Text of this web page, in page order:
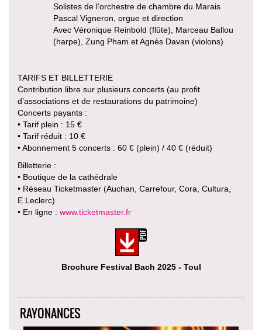
Solistes de l’orchestre de chambre du Marais
Pascal Vigneron, orgue et direction
Avec Véronique Reinbold (flûte), Marceau Ballou
(harpe), Zung Pham et Agnès Davan (violons)
TARIFS ET BILLETTERIE
Contribution libre sur plusieurs concerts (au profit
d’associations et de restaurations du patrimoine)
Concerts payants :
• Tarif plein : 15 €
• Tarif réduit : 10 €
• Abonnement 5 concerts : 60 € (plein) / 40 € (réduit)
Billetterie :
• Boutique de la cathédrale
• Réseau Ticketmaster (Auchan, Carrefour, Cora, Cultura,
E.Leclerc)
• En ligne : www.ticketmaster.fr
Brochure Festival Bach 2025 - Toul
RAYONANCES